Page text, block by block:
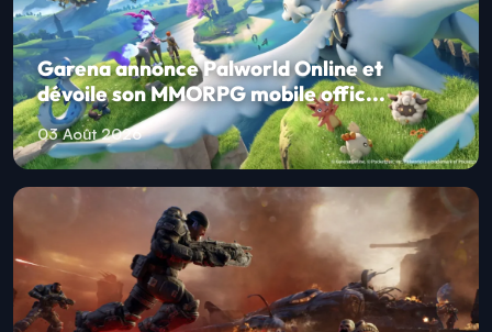
Garena annonce Palworld Online et
dévoile son MMORPG mobile offic...
03 Août 2026